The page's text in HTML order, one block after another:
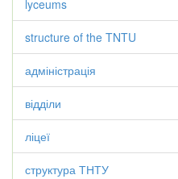
lyceums
structure of the TNTU
адміністрація
відділи
ліцеї
структура ТНТУ